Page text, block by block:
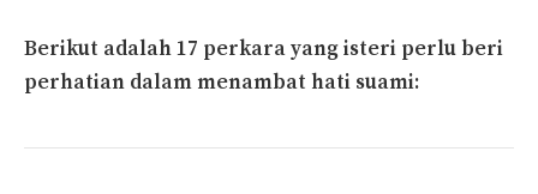
Berikut adalah 17 perkara yang isteri perlu beri
perhatian dalam menambat hati suami: